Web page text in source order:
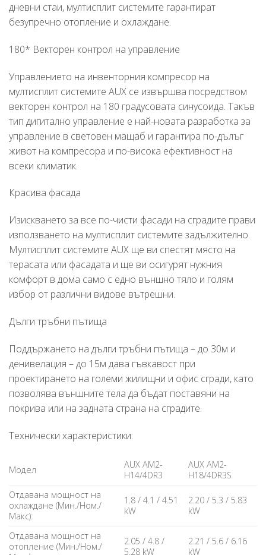
дневни стаи, мултисплит системите гарантират
безупречно отопление и охлаждане.
180* Векторен контрол на управление
Управлението на инвенторния компресор на
мултисплит системите AUX се извършва посредством
векторен контрол на 180 градусовата синусоида. Такъв
тип дигитално управление е най-новата разработка за
управление в световен мащаб и гарантира по-дълъг
живот на компресора и по-висока ефективност на
всеки климатик.
Красива фасада
Изискването за все по-чисти фасади на сградите прави
използването на мултисплит системите задължително.
Мултисплит системите AUX ще ви спестят място на
терасата или фасадата и ще ви осигурят нужния
комфорт в дома само с едно външно тяло и голям
избор от различни видове вътрешни.
Дълги тръбни пътища
Поддържането на дълги тръбни пътища – до 30м и
денивелация – до 15м дава гъвкавост при
проектирането на големи жилищни и офис сгради, като
позволява външните тела да бъдат поставяни на
покрива или на задната страна на сградите.
Технически характеристики:
Модел
AUX AM2-
H14/4DR3
AUX AM2-
H18/4DR3S
Отдавана мощност на
охлаждане (Мин./Ном./
Макс):
1.8 / 4.1 / 4.51
kW
2.20 / 5.3 / 5.83
kW
Отдавана мощност на
отопление (Мин./Ном./
2.05 / 4.8 /
5.28 kW
2.21 / 5.6 / 6.16
kW